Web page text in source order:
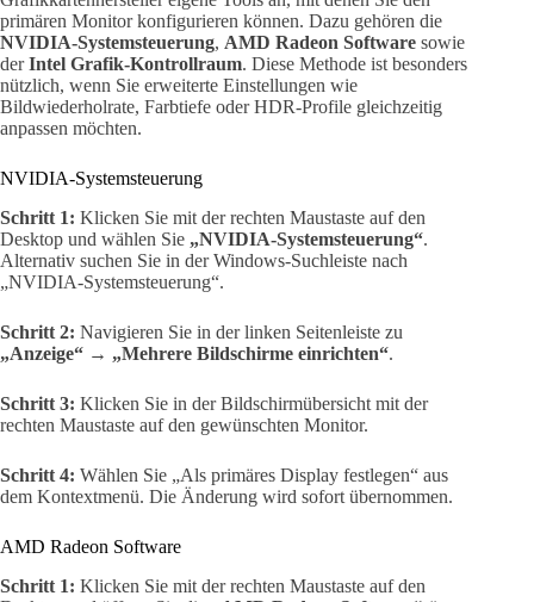
primären Monitor konfigurieren können. Dazu gehören die
NVIDIA-Systemsteuerung, AMD Radeon Software sowie
derIntel Grafik-Kontrollraum. Diese Methode ist besonders
nützlich, wenn Sie erweiterte Einstellungen wie
Bildwiederholrate, Farbtiefe oder HDR-Profile gleichzeitig
anpassen möchten.
NVIDIA-Systemsteuerung
Schritt 1: Klicken Sie mit der rechten Maustaste auf den
Desktop und wählen Sie „NVIDIA-Systemsteuerung“.
Alternativ suchen Sie in der Windows-Suchleiste nach
„NVIDIA-Systemsteuerung“.
Schritt 2: Navigieren Sie in der linken Seitenleiste zu
„Anzeige“ → „Mehrere Bildschirme einrichten“.
Schritt 3: Klicken Sie in der Bildschirmübersicht mit der
rechten Maustaste auf den gewünschten Monitor.
Schritt 4: Wählen Sie „Als primäres Display festlegen“ aus
dem Kontextmenü. Die Änderung wird sofort übernommen.
AMD Radeon Software
Schritt 1: Klicken Sie mit der rechten Maustaste auf den